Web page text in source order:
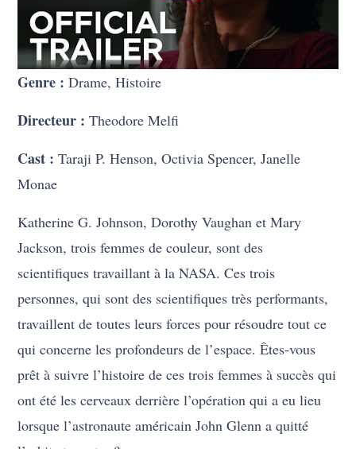
Genre :Drame, Histoire
Directeur :Theodore Melfi
Cast :Taraji P. Henson, Octivia Spencer, Janelle
Monae
Katherine G. Johnson, Dorothy Vaughan et Mary
Jackson, trois femmes de couleur, sont des
scientifiques travaillant à la NASA. Ces trois
personnes, qui sont des scientifiques très performants,
travaillent de toutes leurs forces pour résoudre tout ce
qui concerne les profondeurs de l’espace. Êtes-vous
prêt à suivre l’histoire de ces trois femmes à succès qui
ont été les cerveaux derrière l’opération qui a eu lieu
lorsque l’astronaute américain John Glenn a quitté